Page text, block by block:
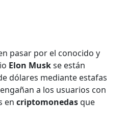
pasar por el conocido y
Elon Muskse están
dólares mediante estafas
a los usuarios con
en criptomonedasque